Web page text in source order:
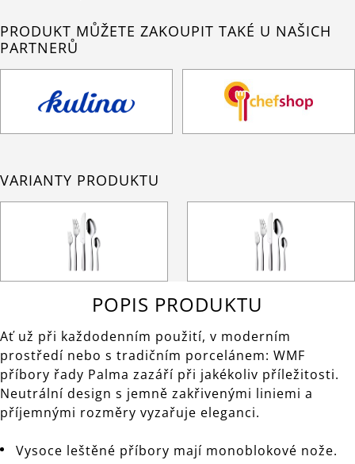
PRODUKT MŮŽETE ZAKOUPIT TAKÉ U NAŠICH
PARTNERŮ
VARIANTY PRODUKTU
POPIS PRODUKTU
Ať už při každodenním použití, v moderním
prostředí nebo s tradičním porcelánem: WMF
příbory řady Palma zazáří při jakékoliv příležitosti.
Neutrální design s jemně zakřivenými liniemi a
příjemnými rozměry vyzařuje eleganci.
Vysoce leštěné příbory mají monoblokové nože.